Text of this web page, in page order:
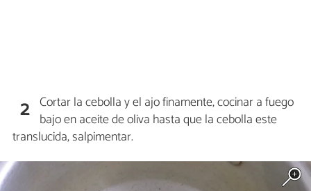
2 Cortar la cebolla y el ajo finamente, cocinar a fuego
bajo en aceite de oliva hasta que la cebolla este
translucida, salpimentar.